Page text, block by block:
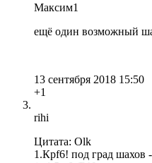
Максим1
ещё один возможный
13 сентября 2018 15:50
+1
rihi
Цитата: Olk
1.Крf6! под град шахов